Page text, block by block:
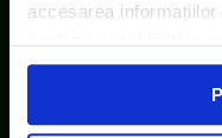
accesarea
acești identificatori
(cookie-uri primare),
diferit de domeniul